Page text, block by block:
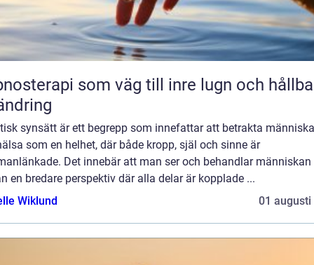
som väg till inre lugn och
synsätt är ett begrepp som innefattar att betrakta
som en helhet, där både kropp, själ och sinne är
Det innebär att man ser och behandlar människan
en bredare perspektiv där alla delar är kopplade ...
Wiklund
01 augusti